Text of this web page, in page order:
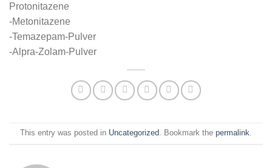
Protonitazene
-Metonitazene
-Temazepam-Pulver
-Alpra-Zolam-Pulver
This entry was posted in Uncategorized. Bookmark the permalink.